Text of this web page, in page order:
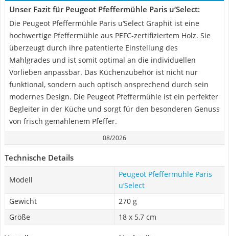
Unser Fazit für Peugeot Pfeffermühle Paris u‘Select:
Die Peugeot Pfeffermühle Paris u‘Select Graphit ist eine
hochwertige Pfeffermühle aus PEFC-zertifiziertem Holz. Sie
überzeugt durch ihre patentierte Einstellung des
Mahlgrades und ist somit optimal an die individuellen
Vorlieben anpassbar. Das Küchenzubehör ist nicht nur
funktional, sondern auch optisch ansprechend durch sein
modernes Design. Die Peugeot Pfeffermühle ist ein perfekter
Begleiter in der Küche und sorgt für den besonderen Genuss
von frisch gemahlenem Pfeffer.
08/2026
Technische Details
Modell
Peugeot Pfeffermühle Paris
u‘Select
Gewicht
270 g
Größe
18 x 5,7 cm